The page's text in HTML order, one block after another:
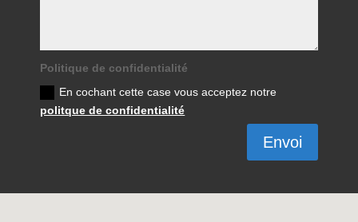
Politique de confidentialité
En cochant cette case vous acceptez notre
politque de confidentialité
Envoi